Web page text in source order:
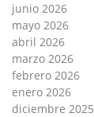
junio 2026
mayo 2026
abril 2026
marzo 2026
febrero 2026
enero 2026
diciembre 2025